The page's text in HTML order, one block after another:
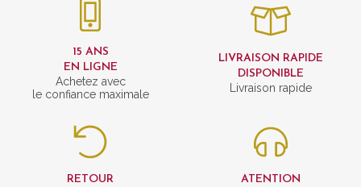
15 ANS
EN LIGNE
Achetez avec
le confiance maximale
LIVRAISON RAPIDE
DISPONIBLE
Livraison rapide
RETOUR
ATENTION